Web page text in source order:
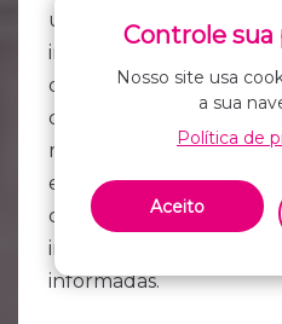
um papel fundamental
incluindo a ciência, a
os negócios. Com a
de dados gerados
mundo, é cada vez
empresas e
como utilizar a análise
insights valiosos e tomar
informadas.
Controle
Nosso site usa
a sua
Política de
Aceito